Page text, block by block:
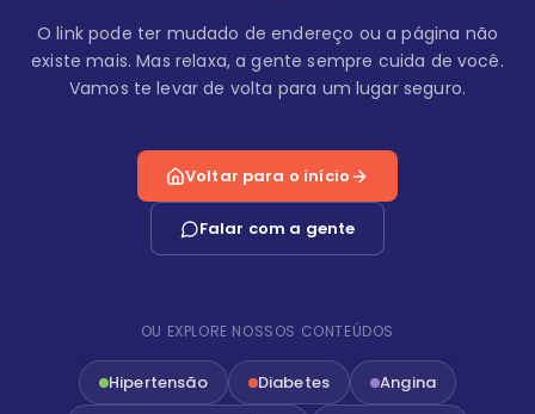
O link pode ter mudado de endereço ou a página não
existe mais. Mas relaxa, a gente sempre cuida de você.
Vamos te levar de volta para um lugar seguro.
Voltar para o início
Falar com a gente
OU EXPLORE NOSSOS CONTEÚDOS
Hipertensão Diabetes
Angina